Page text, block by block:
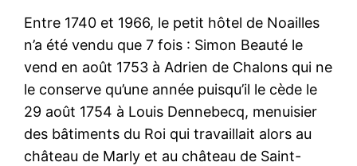
Entre 1740 et 1966, le petit hôtel de Noailles
n’a été vendu que 7 fois : Simon Beauté le
vend en août 1753 à Adrien de Chalons qui ne
le conserve qu’une année puisqu’il le cède le
29 août 1754 à Louis Dennebecq, menuisier
des bâtiments du Roi qui travaillait alors au
château de Marly et au château de Saint-